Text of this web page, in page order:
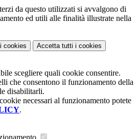
da questo utilizzati si avvalgono di
ed utili alle finalità illustrate nella
i cookies Accetta tutti i cookies
scegliere quali cookie consentire.
che consentono il funzionamento della
disabilitarli.
necessari al funzionamento potete
.